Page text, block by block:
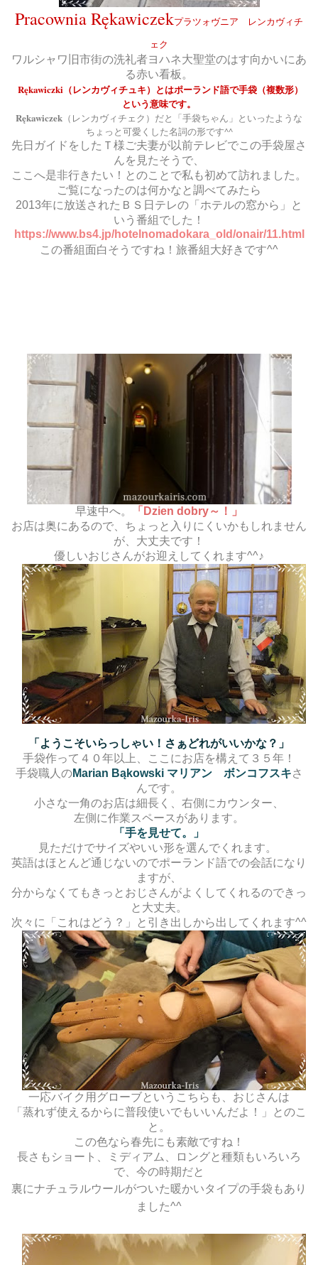
Pracownia Rękawiczekプラツォヴニア レンカヴィチ
ェク
ワルシャワ旧市街の洗礼者ヨハネ大聖堂のはす向かいにあ
る赤い看板。
Rękawiczki（レンカヴィチュキ）とはポーランド語で手袋（複数形）
という意味です。
Rękawiczek （レンカヴィチェク）だと「手袋ちゃん」といったような
ちょっと可愛くした名詞の形です^^
先日ガイドをしたＴ様ご夫妻が以前テレビでこの手袋屋さ
んを見たそうで、
ここへ是非行きたい！とのことで私も初めて訪れました。
ご覧になったのは何かなと調べてみたら
2013年に放送されたＢＳ日テレの「ホテルの窓から」と
いう番組でした！
https://www.bs4.jp/hotelnomadokara_old/onair/11.html
この番組面白そうですね！旅番組大好きです^^
早速中へ。
「Dzien dobry～！」
お店は奥にあるので、ちょっと入りにくいかもしれません
が、大丈夫です！
優しいおじさんがお迎えしてくれます^^♪
「ようこそいらっしゃい！さぁどれがいいかな？」
手袋作って４０年以上、ここにお店を構えて３５年！
手袋職人のMarian Bąkowski マリアン ボンコフスキさ
んです。
小さな一角のお店は細長く、右側にカウンター、
左側に作業スペースがあります。
「手を見せて。」
見ただけでサイズやいい形を選んでくれます。
英語はほとんど通じないのでポーランド語での会話になり
ますが、
分からなくてもきっとおじさんがよくしてくれるのできっ
と大丈夫。
次々に「これはどう？」と引き出しから出してくれます^^
一応バイク用グローブというこちらも、おじさんは
「蒸れず使えるからに普段使いでもいいんだよ！」とのこ
と。
この色なら春先にも素敵ですね！
長さもショート、ミディアム、ロングと種類もいろいろ
で、今の時期だと
裏にナチュラルウールがついた暖かいタイプの手袋もあり
ました^^